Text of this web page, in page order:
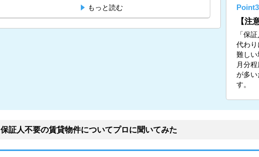
もっと読む
Point3
【注
「保
代わ
難し
月分
が多
す。
保証人不要の賃貸物件についてプロに聞いてみた